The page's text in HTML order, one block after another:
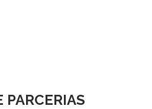
PARCERIAS